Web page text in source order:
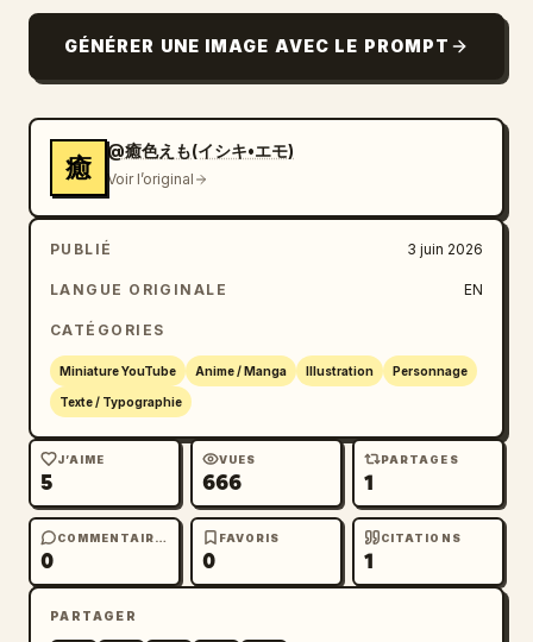
arrondie rouge en haut à gauche indiquant 「#
えもーにんぐ No.2114」 avec de petites
petite illustration de canette de lait
argentée près du centre-droit du titre,
étiquetée « MILK » avec une icône de vache
bleue, entourée de marques de mouvement
bleues. Ajoutez un éclat de bande dessinée
rose près du centre inférieur indiquant 「実は
rose vif. Ajoutez un badge blanc arrondi en
haut à droite avec une icône de soleil orange
et le texte 「6/3 ローソンの日」 en orange et
de chaîne 「癒色えも」 en bas à gauche en bleu
pâle. Incluez exactement 6 éléments textuels
principaux : l'étiquette d'épisode en haut à
gauche, le titre bleu, le titre jaune,
l'éclat de revendication rose, le badge de
bas à gauche. Rendez l'image colorée,
GÉNÉRER UNE IMAGE AVEC LE PROMPT
癒
@癒色えも(イシキ•エモ)
Voir l’original
PUBLIÉ 3 juin 2026
LANGUE ORIGINALE EN
CATÉGORIES
Miniature YouTube Anime / Manga Illustration Personnage
Texte / Typographie
J’AIME
5
VUES
666
PARTAGES
1
COMMENTAIRES
0
FAVORIS
0
CITATIONS
1
PARTAGER